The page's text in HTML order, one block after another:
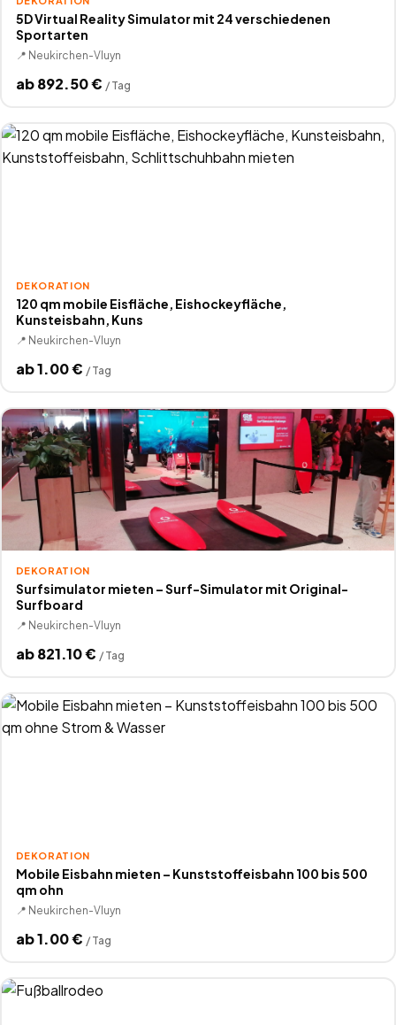
5D Virtual Reality Simulator mit 24 verschiedenen
Sportarten
📍 Neukirchen-Vluyn
ab892.50€ / Tag
DEKORATION
120 qm mobile Eisfläche, Eishockeyfläche,
Kunsteisbahn, Kuns
📍 Neukirchen-Vluyn
ab1.00€ / Tag
DEKORATION
Surfsimulator mieten – Surf-Simulator mit Original-
Surfboard
📍 Neukirchen-Vluyn
ab821.10€ / Tag
DEKORATION
Mobile Eisbahn mieten – Kunststoffeisbahn 100 bis 500
qm ohn
📍 Neukirchen-Vluyn
ab1.00€ / Tag